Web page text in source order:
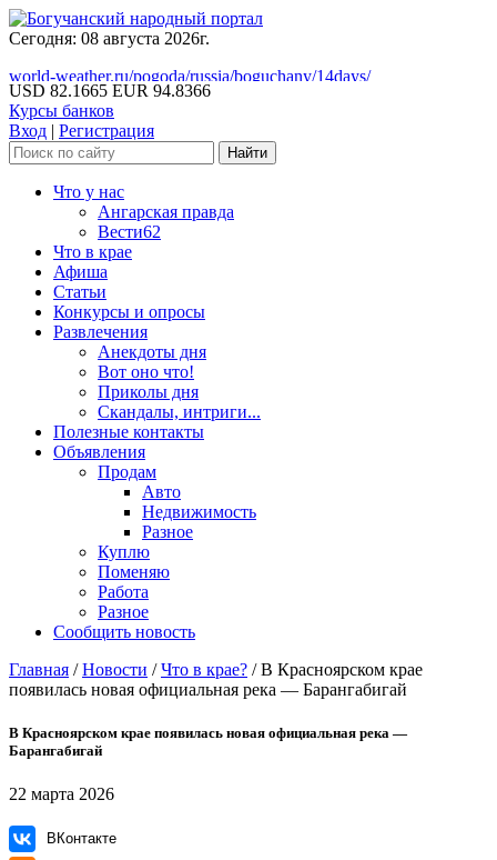
Сегодня: 08 августа 2026г.
world-weather.ru/pogoda/russia/boguchany/14days/
USD 82.1665 EUR 94.8366
Курсы банков
Вход | Регистрация
Что у нас
Ангарская правда
Вести62
Что в крае
Афиша
Статьи
Конкурсы и опросы
Развлечения
Анекдоты дня
Вот оно что!
Приколы дня
Скандалы, интриги...
Полезные контакты
Объявления
Продам
Авто
Недвижимость
Разное
Куплю
Поменяю
Работа
Разное
Сообщить новость
Главная /Новости /Что в крае? /В Красноярском крае
появилась новая официальная река — Барангабигай
В Красноярском крае появилась новая официальная река —
Барангабигай
22 марта 2026
ВКонтакте